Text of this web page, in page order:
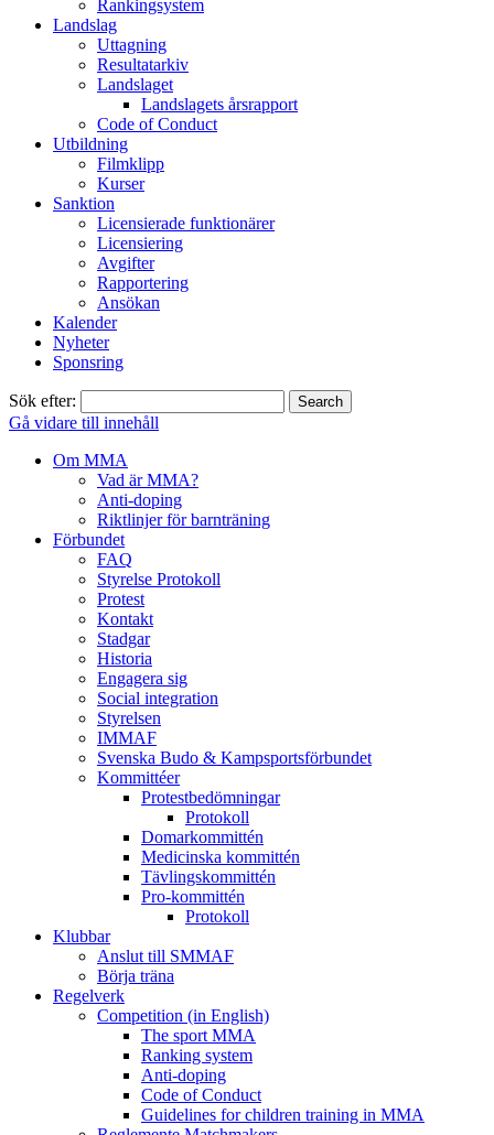
Rankingsystem
Landslag
Uttagning
Resultatarkiv
Landslaget
Landslagets årsrapport
Code of Conduct
Utbildning
Filmklipp
Kurser
Sanktion
Licensierade funktionärer
Licensiering
Avgifter
Rapportering
Ansökan
Kalender
Nyheter
Sponsring
Sök efter:
Gå vidare till innehåll
Om MMA
Vad är MMA?
Anti-doping
Riktlinjer för barnträning
Förbundet
FAQ
Styrelse Protokoll
Protest
Kontakt
Stadgar
Historia
Engagera sig
Social integration
Styrelsen
IMMAF
Svenska Budo & Kampsportsförbundet
Kommittéer
Protestbedömningar
Protokoll
Domarkommittén
Medicinska kommittén
Tävlingskommittén
Pro-kommittén
Protokoll
Klubbar
Anslut till SMMAF
Börja träna
Regelverk
Competition (in English)
The sport MMA
Ranking system
Anti-doping
Code of Conduct
Guidelines for children training in MMA